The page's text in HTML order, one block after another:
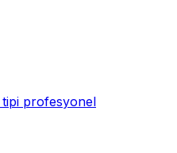
profesyonel